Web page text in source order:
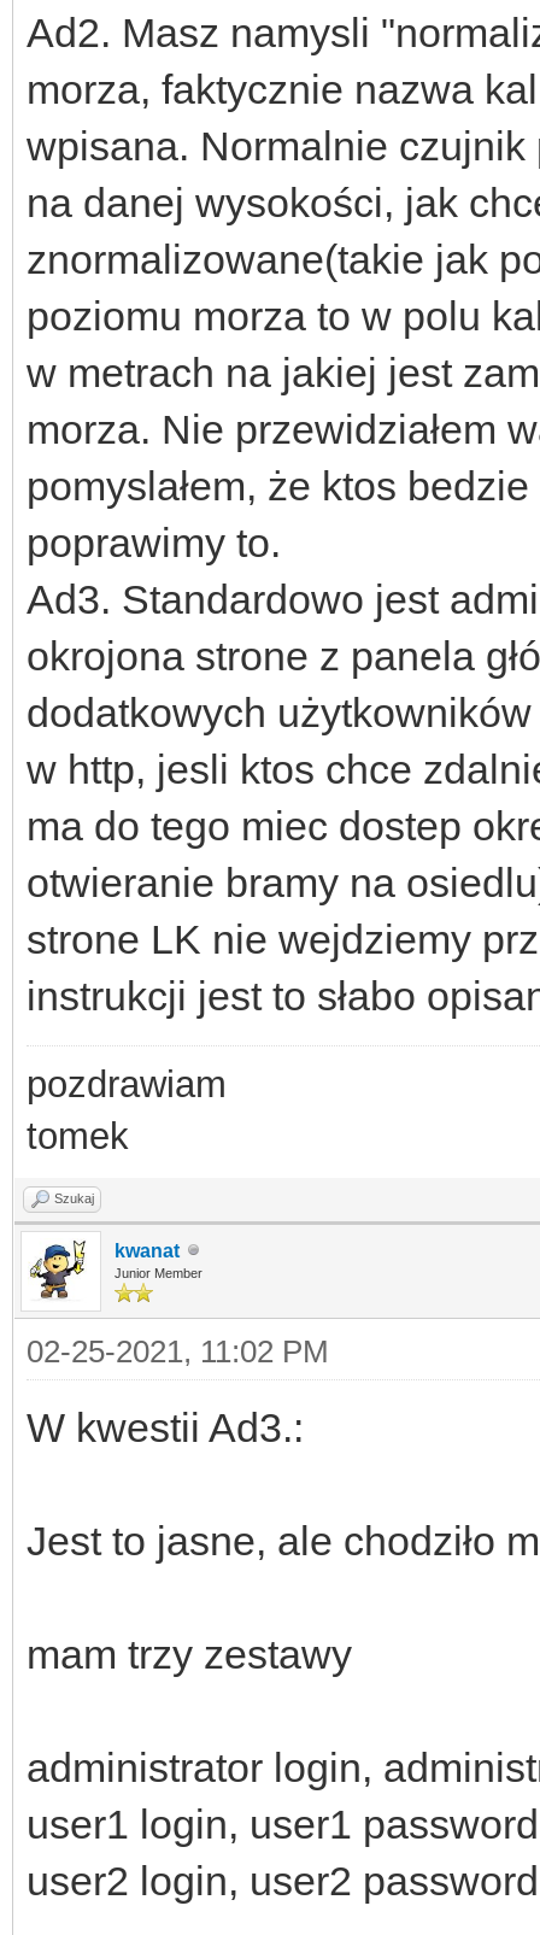
Ad2. Masz namysli
morza, faktycznie nazwa
wpisana. Normalnie
na danej wysokości, jak
znormalizowane(takie jak
poziomu morza to w polu
w metrach na jakiej jest
morza. Nie przewidziałem
pomyslałem, że ktos
poprawimy to.
Ad3. Standardowo jest
okrojona strone z panela
dodatkowych
w http, jesli ktos chce
ma do tego miec dostep
otwieranie bramy na
strone LK nie wejdziemy
instrukcji jest to słabo
pozdrawiam
tomek
Szukaj
kwanat
Junior Member
02-25-2021, 11:02 PM
W kwestii Ad3.:
Jest to jasne, ale chodziło
mam trzy zestawy
administrator login,
user1 login, user1
user2 login, user2